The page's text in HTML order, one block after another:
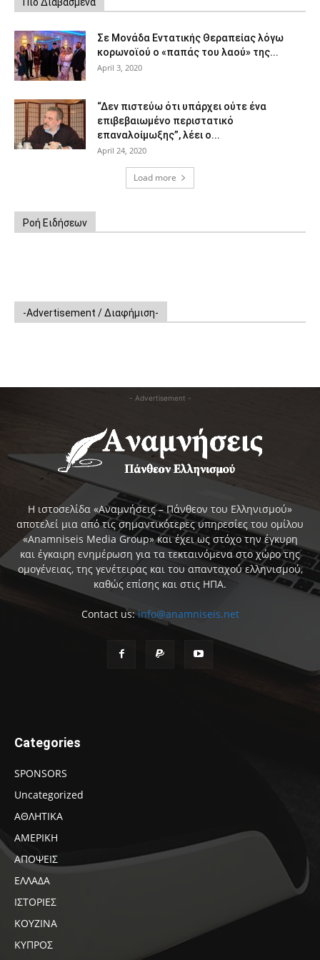
Σε Μονάδα Εντατικής Θεραπείας λόγω
κορωνοϊού ο «παπάς του λαού» της...
April 3, 2020
“Δεν πιστεύω ότι υπάρχει ούτε ένα
επιβεβαιωμένο περιστατικό
επαναλοίμωξης”, λέει ο...
April 24, 2020
Load more
Ροή Ειδήσεων
-Advertisement / Διαφήμιση-
- Advertisement -
Η ιστοσελίδα «Αναμνήσεις – Πάνθεον του Ελληνισμού»
αποτελεί μια από τις σημαντικότερες υπηρεσίες του ομίλου
«Anamniseis Media Group» και έχει ως στόχο την έγκυρη
και έγκαιρη ενημέρωση για τα τεκταινόμενα στο χώρο της
ομογένειας, της γενέτειρας και του απανταχού ελληνισμού,
καθώς επίσης και στις ΗΠΑ.
Contact us:info@anamniseis.net
Categories
SPONSORS
Uncategorized
ΑΘΛΗΤΙΚΑ
ΑΜΕΡΙΚΗ
ΑΠΟΨΕΙΣ
ΕΛΛΑΔΑ
ΙΣΤΟΡΙΕΣ
ΚΟΥΖΙΝΑ
ΚΥΠΡΟΣ